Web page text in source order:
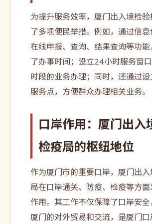
为提升服务效率，厦门出入境检
了多项便民举措。例如，通过信
在线申报、查询、结果查询等功
了办事时间；设立24小时服务窗
时段的业务办理；同时，还通过
服务点，方便群众办理相关业务。
口岸作用：厦门出入
检疫局的枢纽地位
作为厦门市的重要口岸，厦门出
局在口岸通关、防疫、检疫等方
作用。其工作不仅保障了口岸安
厦门的对外贸易和交流，是厦门